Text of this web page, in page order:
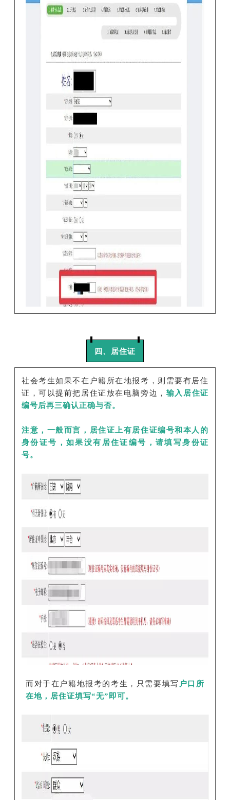
四、居住证
社会考生如果不在户籍所在地报考，则需要有居住
证，可以提前把居住证放在电脑旁边， 输入居住证
编号后再三确认正确与否。
注意，一般而言，居住证上有居住证编号和本人的
身份证号，如果没有居住证编号，请填写身份证
号。
而对于在户籍地报考的考生，只需要填写 户口所
在地，居住证填写“无”即可。